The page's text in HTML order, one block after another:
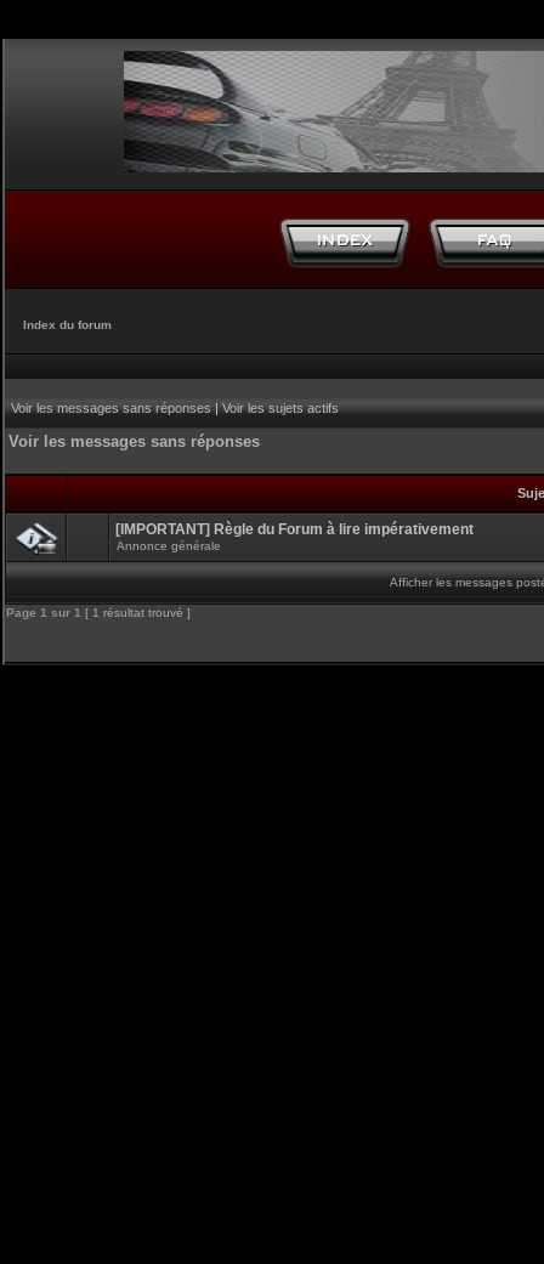
Index du forum
Voir les messages sans réponses|Voir les sujets actifs
Voir les messages sans réponses
[IMPORTANT] Règle du Forum à lire impérativement
Annonce générale
Afficher les messages
Page 1 sur 1 [ 1 résultat trouvé ]